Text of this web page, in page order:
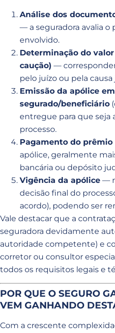
Análise dos
— a seguradora avalia o
envolvido.
Determinação do
caução) —
pelo juízo ou pela causa
Emissão da apólice
segurado/beneficiário
entregue para que seja
processo.
Pagamento do prêmio
apólice, geralmente
bancária ou depósito
Vigência da apólice —
decisão final do
acordo), podendo ser
Vale destacar que a
seguradora devidamente
autoridade competente) e
corretor ou consultor
todos os requisitos legais e
POR QUE O SEGURO
VEM GANHANDO
Com a crescente